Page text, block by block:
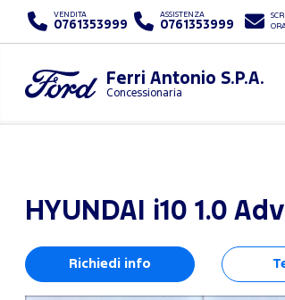
VENDITA
0761353999
ASSISTENZA
0761353999
ORA
Ferri Antonio S.P.A.
Concessionaria
HYUNDAI i10 1.0
Richiedi info